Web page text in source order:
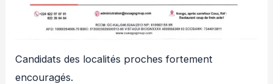
Candidats des localités proches fortement
encouragés.